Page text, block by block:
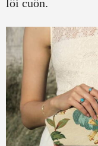
lôi cuốn.